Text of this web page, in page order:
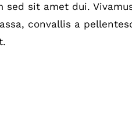
sit amet dui.
convallis a